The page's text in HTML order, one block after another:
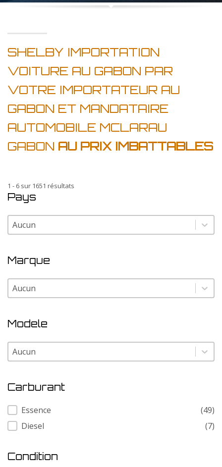
SHELBY IMPORTATION
VOITURE AU GABON PAR
VOTRE IMPORTATEUR AU
GABON ET MANDATAIRE
AUTOMOBILE MCLARAU
GABON AU PRIX IMBATTABLES
1 - 6 sur 1651 résultats
Pays
Pays
Pays
Marque
Marque
Marque
Modele
Modele
Modele
Carburant
Carburant
Essence
(49)
Diesel
(7)
Condition